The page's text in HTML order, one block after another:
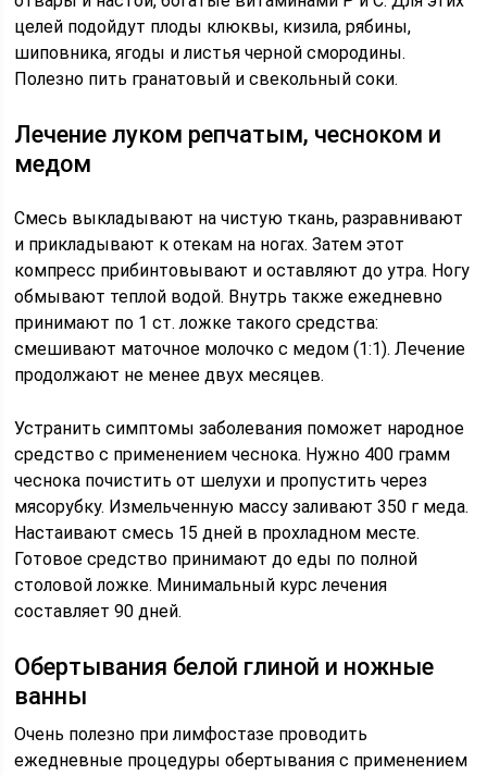
целей подойдут плоды клюквы, кизила, рябины,
шиповника, ягоды и листья черной смородины.
Полезно пить гранатовый и свекольный соки.
Лечение луком репчатым, чесноком и
медом
Смесь выкладывают на чистую ткань, разравнивают
и прикладывают к отекам на ногах. Затем этот
компресс прибинтовывают и оставляют до утра. Ногу
обмывают теплой водой. Внутрь также ежедневно
принимают по 1 ст. ложке такого средства:
смешивают маточное молочко с медом (1:1). Лечение
продолжают не менее двух месяцев.
Устранить симптомы заболевания поможет народное
средство с применением чеснока. Нужно 400 грамм
чеснока почистить от шелухи и пропустить через
мясорубку. Измельченную массу заливают 350 г меда.
Настаивают смесь 15 дней в прохладном месте.
Готовое средство принимают до еды по полной
столовой ложке. Минимальный курс лечения
составляет 90 дней.
Обертывания белой глиной и ножные
ванны
Очень полезно при лимфостазе проводить
ежедневные процедуры обертывания с применением